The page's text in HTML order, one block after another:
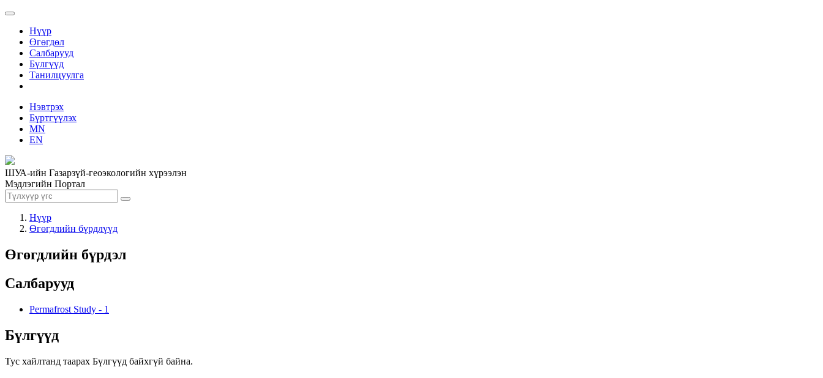
Нүүр
Өгөгдөл
Салбарууд
Бүлгүүд
Танилцуулга
Нэвтрэх
Бүртгүүлэх
MN
EN
ШУА-ийн Газарзүй-геоэкологийн хүрээлэн
Мэдлэгийн Портал
Нүүр
Өгөгдлийн бүрдлүүд
Өгөгдлийн бүрдэл
Салбарууд
Permafrost Study - 1
Бүлгүүд
Тус хайлтанд таарах Бүлгүүд байхгүй байна.